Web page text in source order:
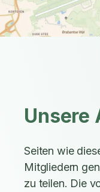
Unsere
Seiten wie
Mitgliedern
zu teilen. Die